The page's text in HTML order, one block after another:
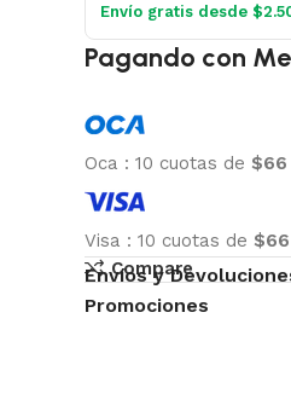
Envío gratis desde
Pagando con
Oca : 10 cuotas de $66
Visa : 10 cuotas de $66
Compare
Envíos y
Promociones